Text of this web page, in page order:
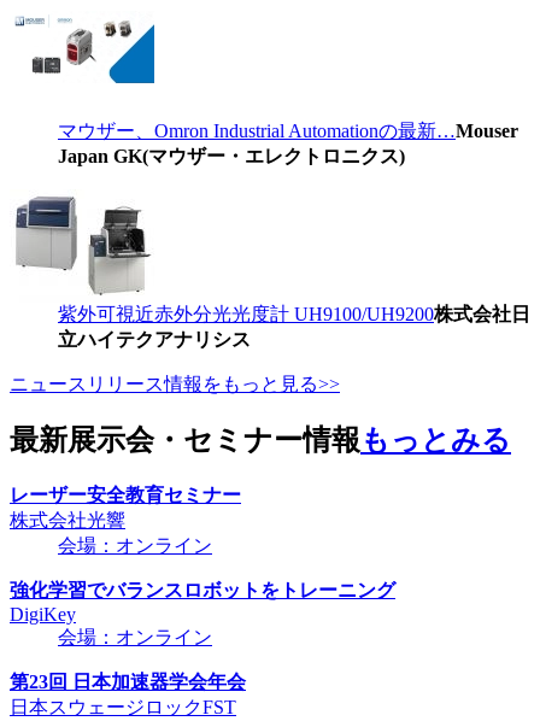
マウザー、Omron Industrial Automationの最新…Mouser
Japan GK(マウザー・エレクトロニクス)
紫外可視近赤外分光光度計 UH9100/UH9200株式会社日
立ハイテクアナリシス
ニュースリリース情報をもっと見る>>
最新展示会・セミナー情報もっとみる
レーザー安全教育セミナー
株式会社光響
会場：オンライン
強化学習でバランスロボットをトレーニング
DigiKey
会場：オンライン
第23回 日本加速器学会年会
日本スウェージロックFST